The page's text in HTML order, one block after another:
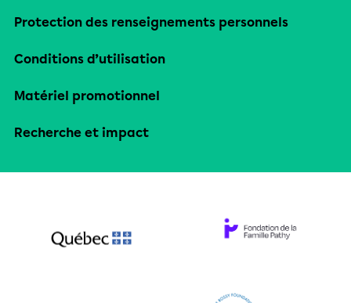
Protection des renseignements personnels
Conditions d’utilisation
Matériel promotionnel
Recherche et impact